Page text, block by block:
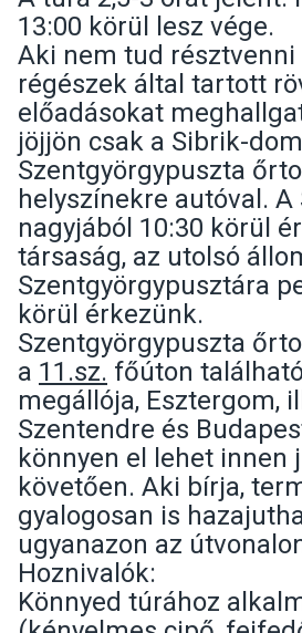
13:00 körül lesz vége.
Aki nem tud résztvenni
régészek által tartott
előadásokat
jöjjön csak a Sibrik-
Szentgyörgypuszta
helyszínekre autóval.
nagyjából 10:30 körül
társaság, az utolsó
Szentgyörgypusztára
körül érkezünk.
Szentgyörgypuszta
a 11.sz. főúton
megállója, Esztergom,
Szentendre és
könnyen el lehet innen
követően. Aki bírja,
gyalogosan is
ugyanazon az
Hoznivalók:
Könnyed túrához